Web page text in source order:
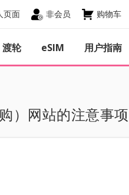
页面 非会员 购物车
渡轮 eSIM 用户指南
） 网站的注意事项